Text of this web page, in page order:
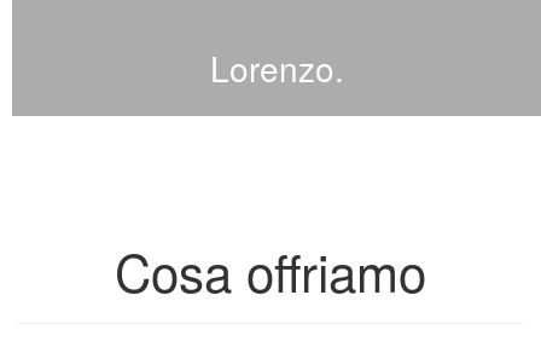
Lorenzo.
Cosa offriamo